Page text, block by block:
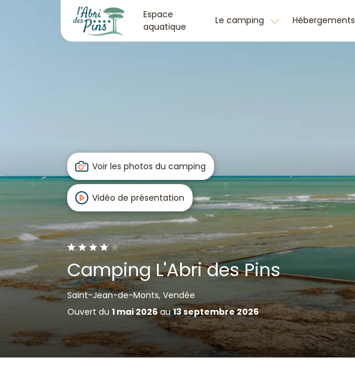
Espace
aquatique
Le camping Hébergements
Voir les photos du camping
Vidéo de présentation
Camping L'Abri des Pins
Saint-Jean-de-Monts, Vendée
Ouvert du 1 mai 2026au13 septembre 2026